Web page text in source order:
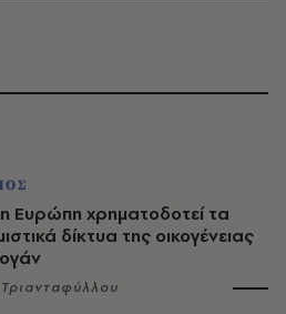
Ευρώπη χρηματοδοτεί τα
δίκτυα της οικογένειας